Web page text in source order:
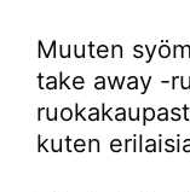
Muuten
take away -
kuten